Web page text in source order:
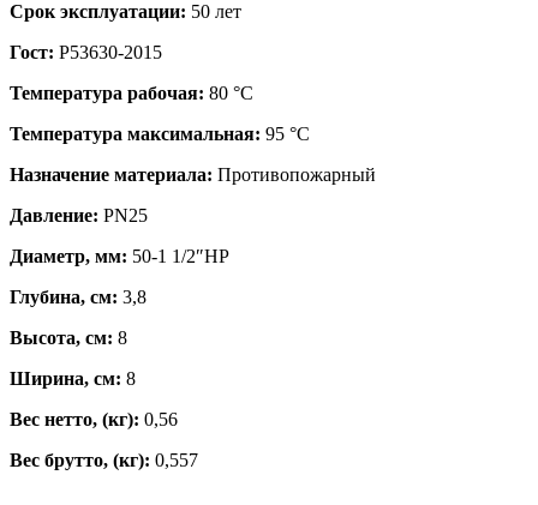
Срок эксплуатации: 50 лет
Гост: Р53630-2015
Температура рабочая: 80 °С
Температура максимальная: 95 °С
Назначение материала: Противопожарный
Давление: PN25
Диаметр, мм: 50-1 1/2″НР
Глубина, см: 3,8
Высота, см: 8
Ширина, см: 8
Вес нетто, (кг): 0,56
Вес брутто, (кг): 0,557